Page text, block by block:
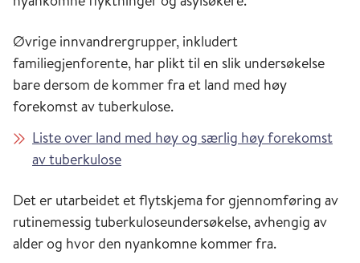
Øvrige innvandrergrupper, inkludert
familiegjenforente, har plikt til en slik undersøkelse
bare dersom de kommer fra et land med høy
forekomst av tuberkulose.
Liste over land med høy og særlig høy forekomst
av tuberkulose
Det er utarbeidet et flytskjema for gjennomføring av
rutinemessig tuberkuloseundersøkelse, avhengig av
alder og hvor den nyankomne kommer fra.